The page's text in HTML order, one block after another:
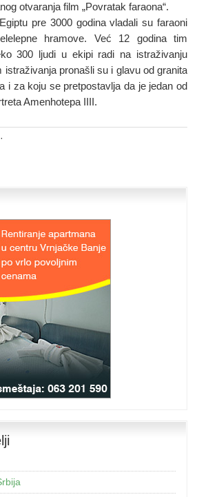
otvaranja film „Povratak faraona“.
pre 3000 godina vladali su faraoni
hramove. Već 12 godina tim
300 ljudi u ekipi radi na istraživanju
istraživanja pronašli su i glavu od granita
i za koju se pretpostavlja da je jedan od
Amenhotepa IIII.
·